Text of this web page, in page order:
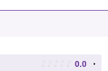
♪ ♪ ♪ ♪ ♪ 0.0